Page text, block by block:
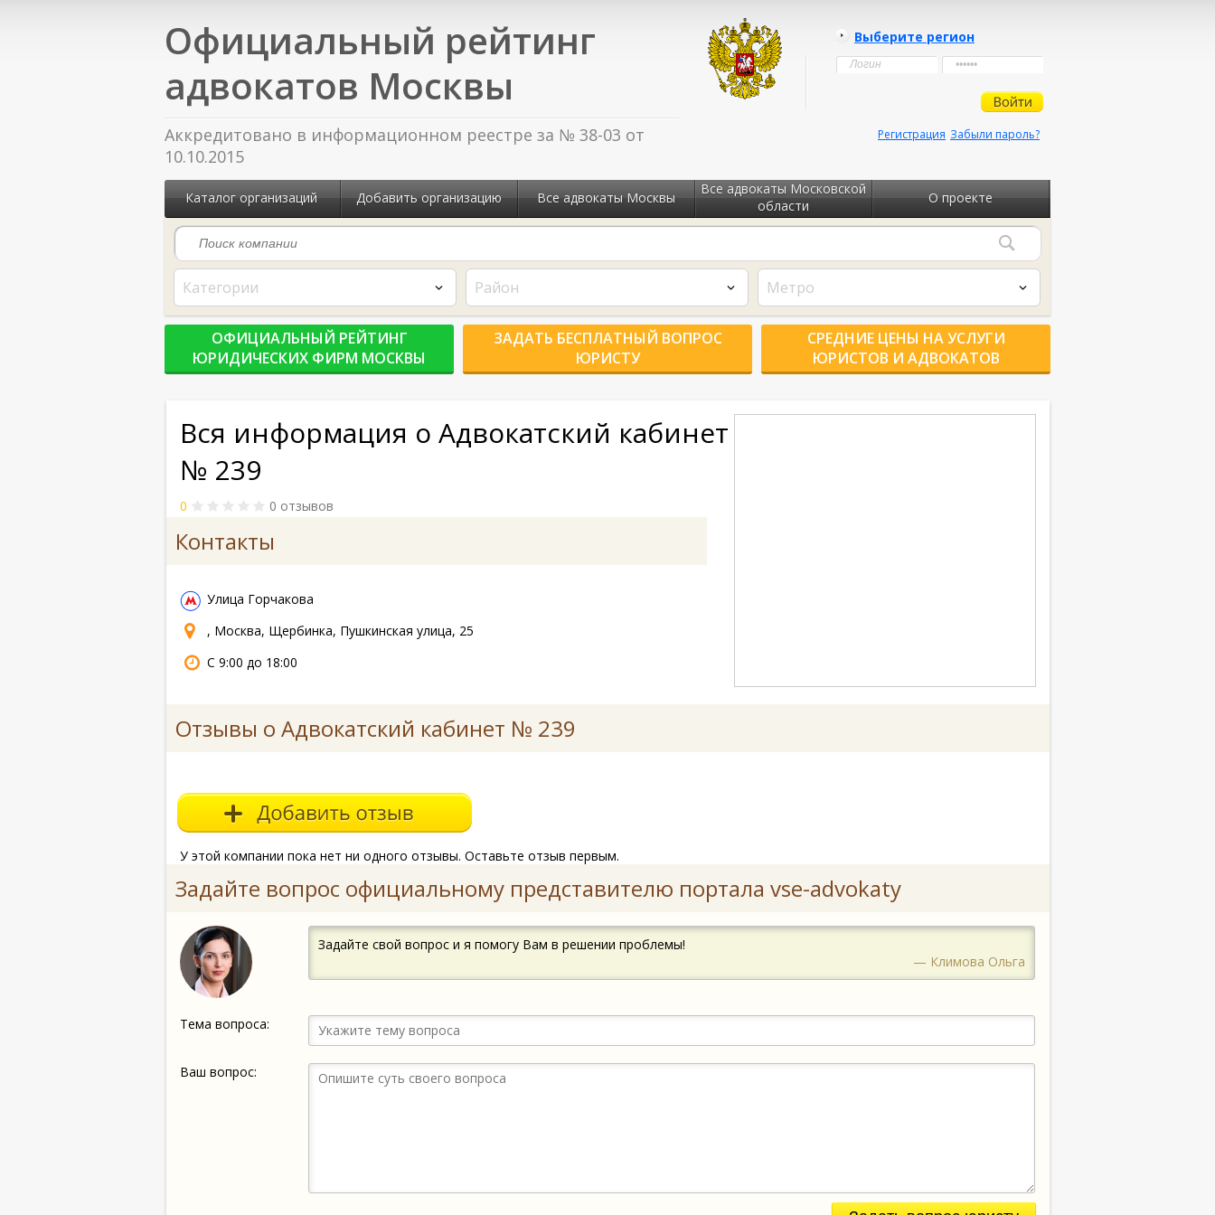
Официальный рейтинг
адвокатов Москвы
Аккредитовано в информационном реестре за № 38-03 от
10.10.2015
Выберите регион
Забыли пароль?
Регистрация
Каталог организаций Добавить организацию Все адвокаты Москвы
Все адвокаты Московской
области
О проекте
Категории Район Метро
ОФИЦИАЛЬНЫЙ РЕЙТИНГ
ЮРИДИЧЕСКИХ ФИРМ МОСКВЫ
ЗАДАТЬ БЕСПЛАТНЫЙ ВОПРОС
ЮРИСТУ
СРЕДНИЕ ЦЕНЫ НА УСЛУГИ
ЮРИСТОВ И АДВОКАТОВ
Вся информация о Адвокатский кабинет
№ 239
0 0 отзывов
Контакты
Улица Горчакова
, Москва, Щербинка, Пушкинская улица, 25
С 9:00 до 18:00
Отзывы о Адвокатский кабинет № 239
У этой компании пока нет ни одного отзывы. Оставьте отзыв первым.
Задайте вопрос официальному представителю портала vse-advokaty
Задайте свой вопрос и я помогу Вам в решении проблемы!
— Климова Ольга
Тема вопроса:
Ваш вопрос: